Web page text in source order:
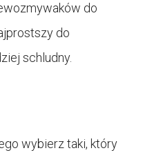
do
do
schludny.
wybierz taki, który